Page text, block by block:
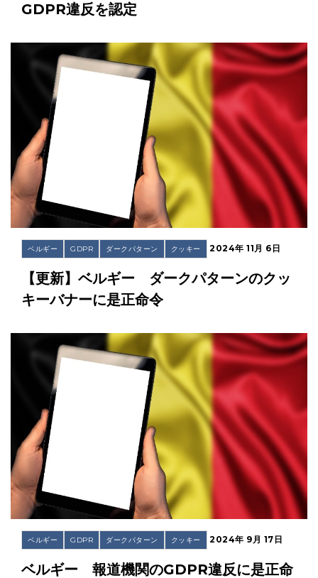
GDPR違反を認定
ベルギー GDPR ダークパターン クッキー 2024年 11月 6日
【更新】ベルギー ダークパターンのクッ
キーバナーに是正命令
ベルギー GDPR ダークパターン クッキー 2024年 9月 17日
ベルギー 報道機関のGDPR違反に是正命